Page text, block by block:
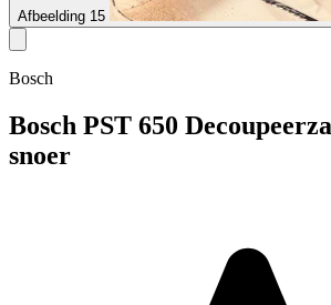
Afbeelding 15
Bosch
Bosch PST 650
snoer